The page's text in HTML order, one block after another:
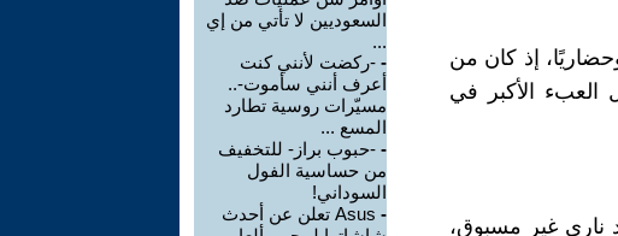
إذ كان من
العبء الأكبر في
في 16 أبريل 1945، بعد تمهيد ناري غير مسبوق،
السعوديين لا تأتي من إي
...
- -ركضت لأنني كنت
أعرف أنني سأموت-..
مسيّرات روسية تطارد
المسع ...
- -حبوب براز- للتخفيف
من حساسية الفول
السوداني!
-
Asus تعلن عن أحدث